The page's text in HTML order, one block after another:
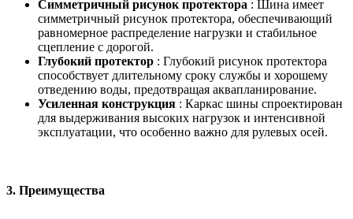
Симметричный рисунок протектора : Шина имеет
симметричный рисунок протектора, обеспечивающий
равномерное распределение нагрузки и стабильное
сцепление с дорогой.
Глубокий протектор : Глубокий рисунок протектора
способствует длительному сроку службы и хорошему
отведению воды, предотвращая аквапланирование.
Усиленная конструкция : Каркас шины спроектирован
для выдерживания высоких нагрузок и интенсивной
эксплуатации, что особенно важно для рулевых осей.
3. Преимущества